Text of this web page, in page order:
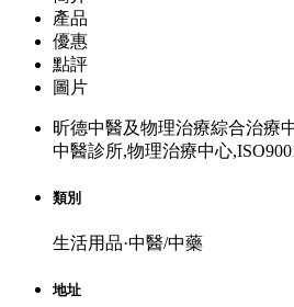
產品
優惠
點評
圖片
昕德中醫及物理治療綜合治療
中醫診所,物理治療中心
類別
生活用品·中醫/中藥
地址